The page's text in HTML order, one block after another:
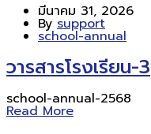
มีนาคม 31, 2026
By support
school-annual
วารสารโรงเรียน-3
school-annual-2568
Read More